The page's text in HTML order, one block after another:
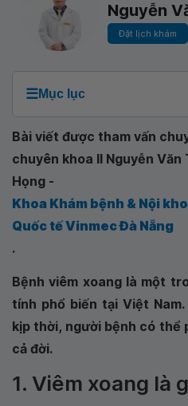
Nguyễn
Đặt lịch khám
☰Mục lục
Bài viết được tham vấn
chuyên khoa II Nguyễn Văn
Họng -
Khoa Khám bệnh & Nội
Quốc tế Vinmec Đà Nẵng
.
Bệnh viêm xoang là một
tính phổ biến tại Việt
kịp thời, người bệnh có thể
cả đời.
1. Viêm xoang là